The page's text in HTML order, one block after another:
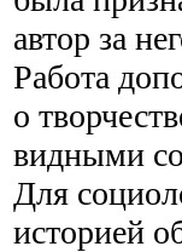
автор за
Работа
о
видными
Для
историей